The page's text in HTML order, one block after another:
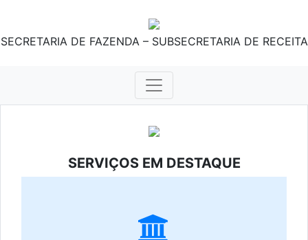
SECRETARIA DE FAZENDA – SUBSECRETARIA DE RECEITA
SERVIÇOS EM DESTAQUE